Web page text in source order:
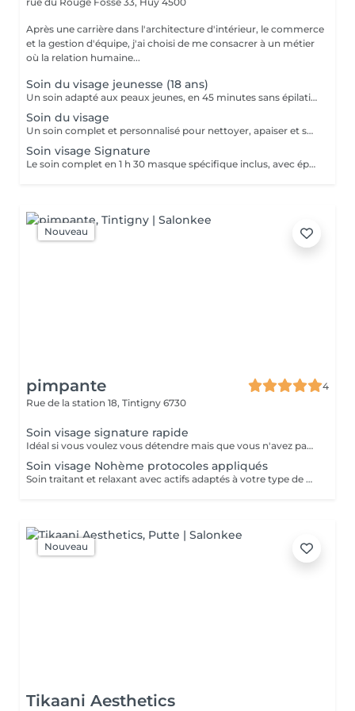
Après une carrière dans l'architecture d'intérieur, le commerce
et la gestion d'équipe, j'ai choisi de me consacrer à un métier
où la relation humaine...
Soin du visage jeunesse (18 ans)
Un soin adapté aux peaux jeunes, en 45 minutes sans épilation ni haute fréquence. Étapes incluses Démaquillage Nettoyage Modelage : massage du visage, décolleté, épaules, trapèzes et nuque Masque classique Lotion Massage mains et avant-bras Crème de jour Application d'un baume à lèvre nourissant et réparateur
Soin du visage
Un soin complet et personnalisé pour nettoyer, apaiser et sublimer votre peau en une heure. Étapes incluses Démaquillage Nettoyage Modelage : massage du visage, décolleté, épaules, trapèzes et nuque Masque classique Lotion Haute fréquence Massage mains et avant-bras Crème de jour Application d'un baume à lèvre nourissant et réparateur Non inclus dans le soin 1 h (proposé en Signature) Peeling ou gommage Épilation sourcils, lèvre supérieure et menton Extraction des comédons En option Masque spécifique ciblant un besoin particulier + 5 € Ampoule coup d'éclat + 6 €
Soin visage Signature
Le soin complet en 1 h 30 masque spécifique inclus, avec épilation sourcils, lèvre supérieure et menton. Étapes incluses Démaquillage Nettoyage Peeling ou gommage Épilation sourcils, lèvre supérieure et menton Modelage : massage du visage, décolleté, épaules, trapèzes et nuque Extraction des comédons Masque classique Masque spécifique (inclus) Lotion Haute fréquence Massage mains et avant-bras Crème de jour Application d'un baume à lèvre nourissant et réparateur En option Ampoule coup d'éclat + 8 €
Nouveau
pimpante
4
Rue de la station 18, Tintigny 6730
Soin visage signature rapide
Idéal si vous voulez vous détendre mais que vous n'avez pas toujours le temps nécessaire devant vous : rapide et efficace. En plus du nettoyage, gommage, il inclut un petit massage ou une extraction de comédons, pose de masque, soins traitants.
Soin visage Nohème protocoles appliqués
Soin traitant et relaxant avec actifs adaptés à votre type de peau et votre morphologie visage.
Nouveau
Tikaani Aesthetics